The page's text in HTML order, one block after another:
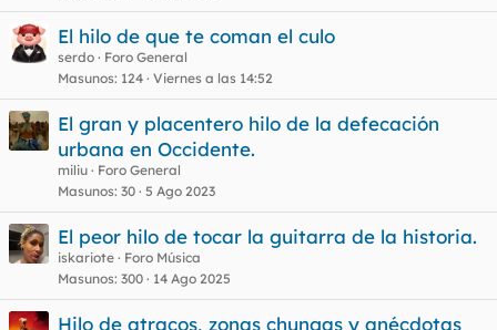
El hilo de que te coman el culo
serdo
Foro General
Masunos 124 Viernes a las 14:52
El gran y placentero hilo de la defecación
urbana en Occidente.
miliu
Foro General
Masunos 30 5 Ago 2023
El peor hilo de tocar la guitarra de la historia.
iskariote
Foro Música
Masunos 300 14 Ago 2025
Hilo de atracos, zonas chungas y anécdotas